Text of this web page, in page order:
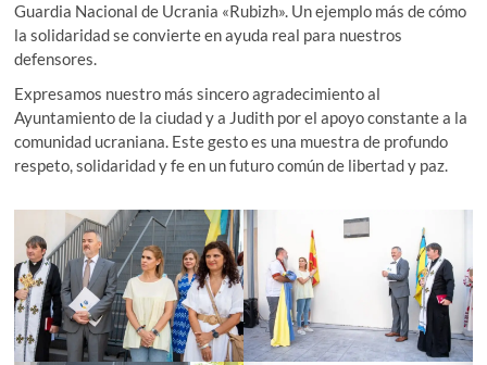
Guardia Nacional de Ucrania «Rubizh». Un ejemplo más de cómo
la solidaridad se convierte en ayuda real para nuestros
defensores.
Expresamos nuestro más sincero agradecimiento al
Ayuntamiento de la ciudad y a Judith por el apoyo constante a la
comunidad ucraniana. Este gesto es una muestra de profundo
respeto, solidaridad y fe en un futuro común de libertad y paz.